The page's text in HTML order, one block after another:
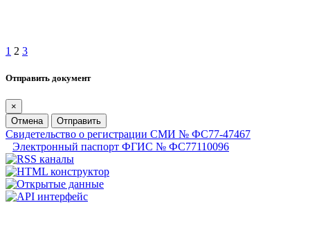
1 2 3
Отправить документ
×
Отмена
Отправить
Свидетельство о регистрации СМИ № ФС77-47467
Электронный паспорт ФГИС № ФС77110096